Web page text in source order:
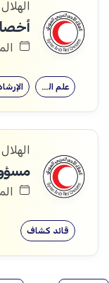
علم النفس
قائد كشاف